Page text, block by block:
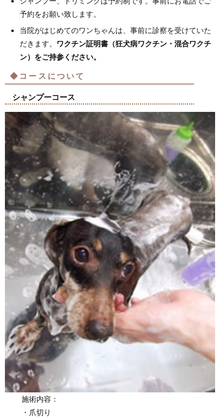
予約をお願い致します。
当院がはじめてのワンちゃんは、事前に診察を受けていた
だきます。 ワクチン証明書（狂犬病ワクチン・混合ワクチ
ン）をご持参ください。
◆コースについて
シャンプーコース
施術内容：
・爪切り